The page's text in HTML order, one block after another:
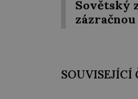
Sovětský
SOUVISEJÍCÍ